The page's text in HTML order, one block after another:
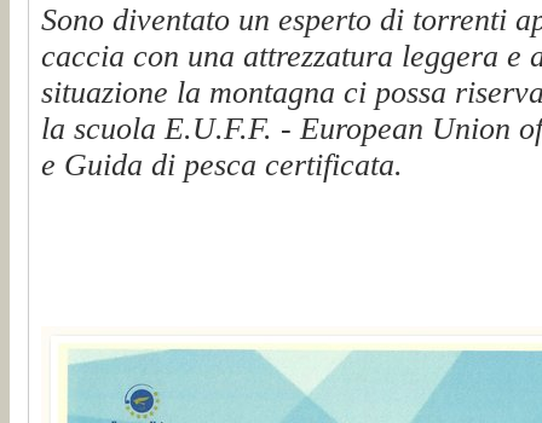
Sono diventato un esperto di torrenti
caccia con una attrezzatura leggera e
situazione la montagna ci possa
la scuola E.U.F.F. - European Union
e Guida di pesca certificata.